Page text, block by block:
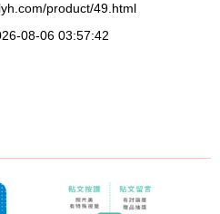
product/49.html
08-06 03:57:42